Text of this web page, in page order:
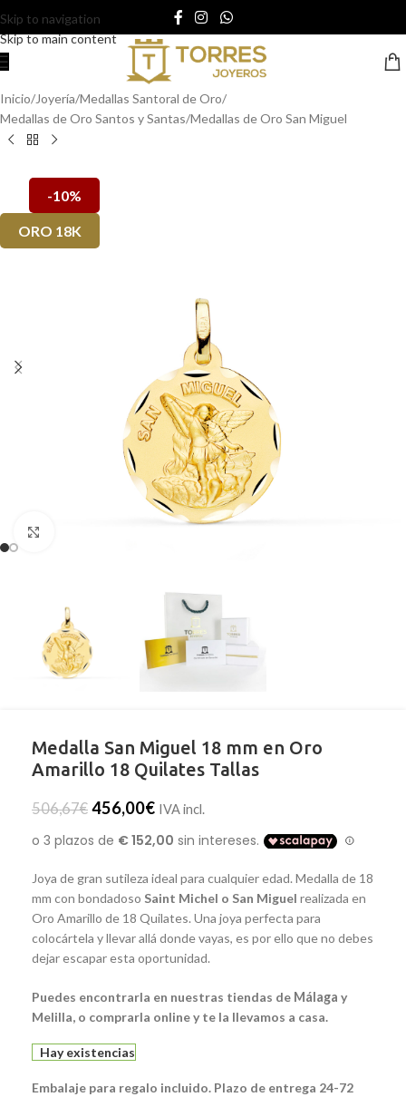
Skip to navigation
Skip to main content
Inicio/Joyería/Medallas Santoral de Oro/
Medallas de Oro Santos y Santas/Medallas de Oro San Miguel
-10%
ORO 18K
Medalla San Miguel 18 mm en Oro
Amarillo 18 Quilates Tallas
506,67€ 456,00€ IVA incl.
Joya de gran sutileza ideal para cualquier edad. Medalla de 18
mm con bondadoso Saint Michel o San Miguel realizada en
Oro Amarillo de 18 Quilates. Una joya perfecta para
colocártela y llevar allá donde vayas, es por ello que no debes
dejar escapar esta oportunidad.
Puedes encontrarla en nuestras tiendas de Málaga y
Melilla, o comprarla online y te la llevamos a casa.
Hay existencias
Embalaje para regalo incluido. Plazo de entrega 24-72